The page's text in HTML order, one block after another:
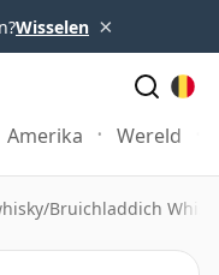
Wisselen ×
Amerika Wereld
/Bruichladdich